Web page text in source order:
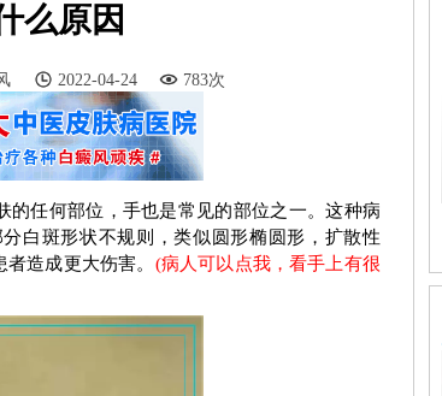
么原因
2022-04-24 783次
任何部位，手也是常见的部位之一。这种病
白斑形状不规则，类似圆形椭圆形，扩散性
造成更大伤害。 (病人可以点我，看手上有很